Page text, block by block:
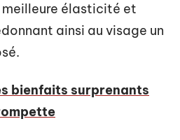
élasticité et
ainsi au visage un
bienfaits surprenants